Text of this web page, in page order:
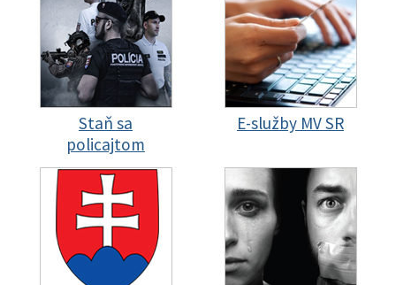
Staň sa
policajtom
E-služby MV SR